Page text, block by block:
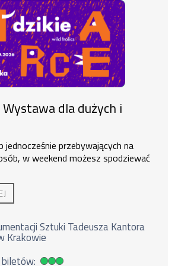
Wystawa dla dużych i
przebywających na
w weekend możesz spodziewać
od 11:00 do 19:00.
uprawnione są
1 os. dorosła + 4 dzieci.
bez opieki.Sztuki Tadeusza Kantora
Krakowie